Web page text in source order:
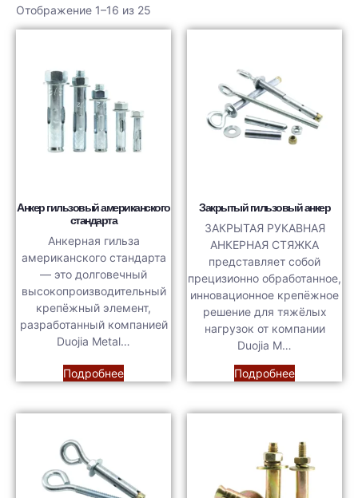
Отображение 1–16 из 25
Анкер гильзовый американского
стандарта
Анкерная гильза
американского стандарта
— это долговечный
высокопроизводительный
крепёжный элемент,
разработанный компанией
Duojia Metal…
Подробнее
Закрытый гильзовый анкер
ЗАКРЫТАЯ РУКАВНАЯ
АНКЕРНАЯ СТЯЖКА
представляет собой
прецизионно обработанное,
инновационное крепёжное
решение для тяжёлых
нагрузок от компании
Duojia M…
Подробнее